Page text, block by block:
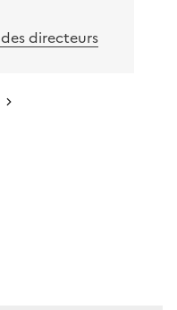
directeurs
Page suivante